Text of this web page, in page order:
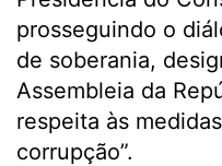
prosseguindo o
de soberania,
Assembleia da
respeita às
corrupção”.